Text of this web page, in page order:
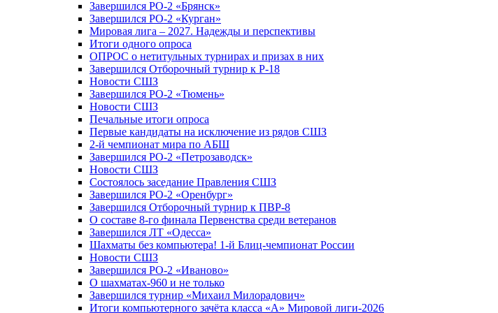
Завершился РО-2 «Брянск»
Завершился РО-2 «Курган»
Мировая лига – 2027. Надежды и перспективы
Итоги одного опроса
ОПРОС о нетитульных турнирах и призах в них
Завершился Отборочный турнир к Р-18
Новости СШЗ
Завершился РО-2 «Тюмень»
Новости СШЗ
Печальные итоги опроса
Первые кандидаты на исключение из рядов СШЗ
2-й чемпионат мира по АБШ
Завершился РО-2 «Петрозаводск»
Новости СШЗ
Состоялось заседание Правления СШЗ
Завершился РО-2 «Оренбург»
Завершился Отборочный турнир к ПВР-8
О составе 8-го финала Первенства среди ветеранов
Завершился ЛТ «Одесса»
Шахматы без компьютера! 1-й Блиц-чемпионат России
Новости СШЗ
Завершился РО-2 «Иваново»
О шахматах-960 и не только
Завершился турнир «Михаил Милорадович»
Итоги компьютерного зачёта класса «А» Мировой лиги-2026